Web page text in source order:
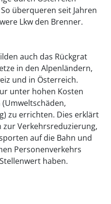
überqueren seit Jahren
Lkw den Brenner.
auch das Rückgrat
in den Alpenländern,
und in Österreich.
unter hohen Kosten
zu errichten. Dies erklärt
Verkehrsreduzierung,
auf die Bahn und
Personenverkehrs
haben.